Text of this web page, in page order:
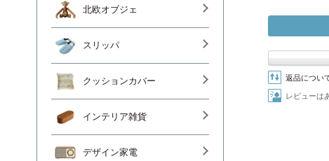
返品につい
レビューは
北欧オブジェ
スリッパ
クッションカバー
インテリア雑貨
デザイン家電